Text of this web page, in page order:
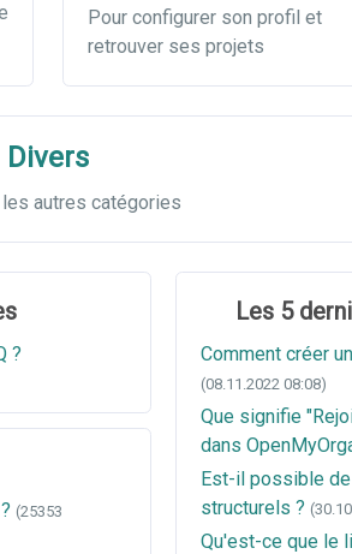
Pour configurer son profil et
retrouver ses projets
Divers
autres catégories
?
(25353
Les 5
Comment créer
(08.11.2022 08:08)
Que signifie
dans
Est-il possible
structurels ?
Qu'est-ce que le